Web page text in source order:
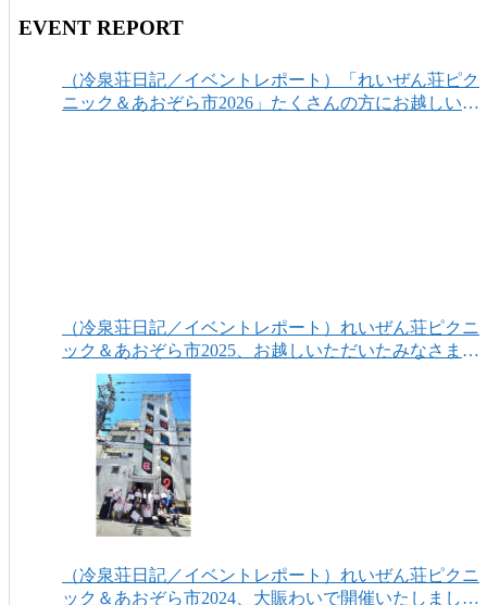
EVENT REPORT
（冷泉荘日記／イベントレポート）「れいぜん荘ピク
ニック＆あおぞら市2026」たくさんの方にお越しいた
（冷泉荘日記／イベントレポート）れいぜん荘ピクニ
ック＆あおぞら市2025、お越しいただいたみなさまあ
りがとうございました！
（冷泉荘日記／イベントレポート）れいぜん荘ピクニ
ック＆あおぞら市2024、大賑わいで開催いたしまし